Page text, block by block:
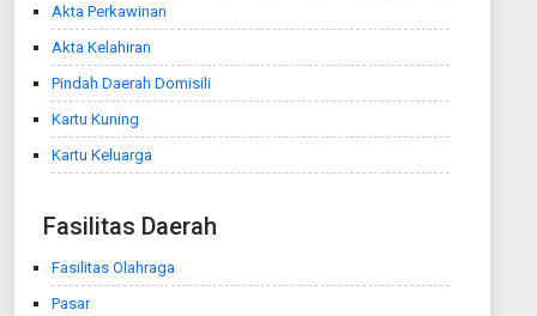
Akta Perkawinan
Akta Kelahiran
Pindah Daerah Domisili
Kartu Kuning
Kartu Keluarga
Fasilitas Daerah
Fasilitas Olahraga
Pasar